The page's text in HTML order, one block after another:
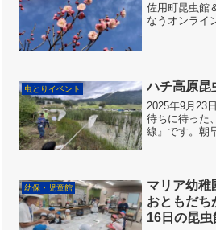
佐用町昆虫館
なうオンライ
虫とりイベント ハチ高原昆
2025年9月23
待ちに待った
線』です。朝
備を進めま
中です。ねら
幼保・児童館
マリア幼稚
おともだち
16日の昆